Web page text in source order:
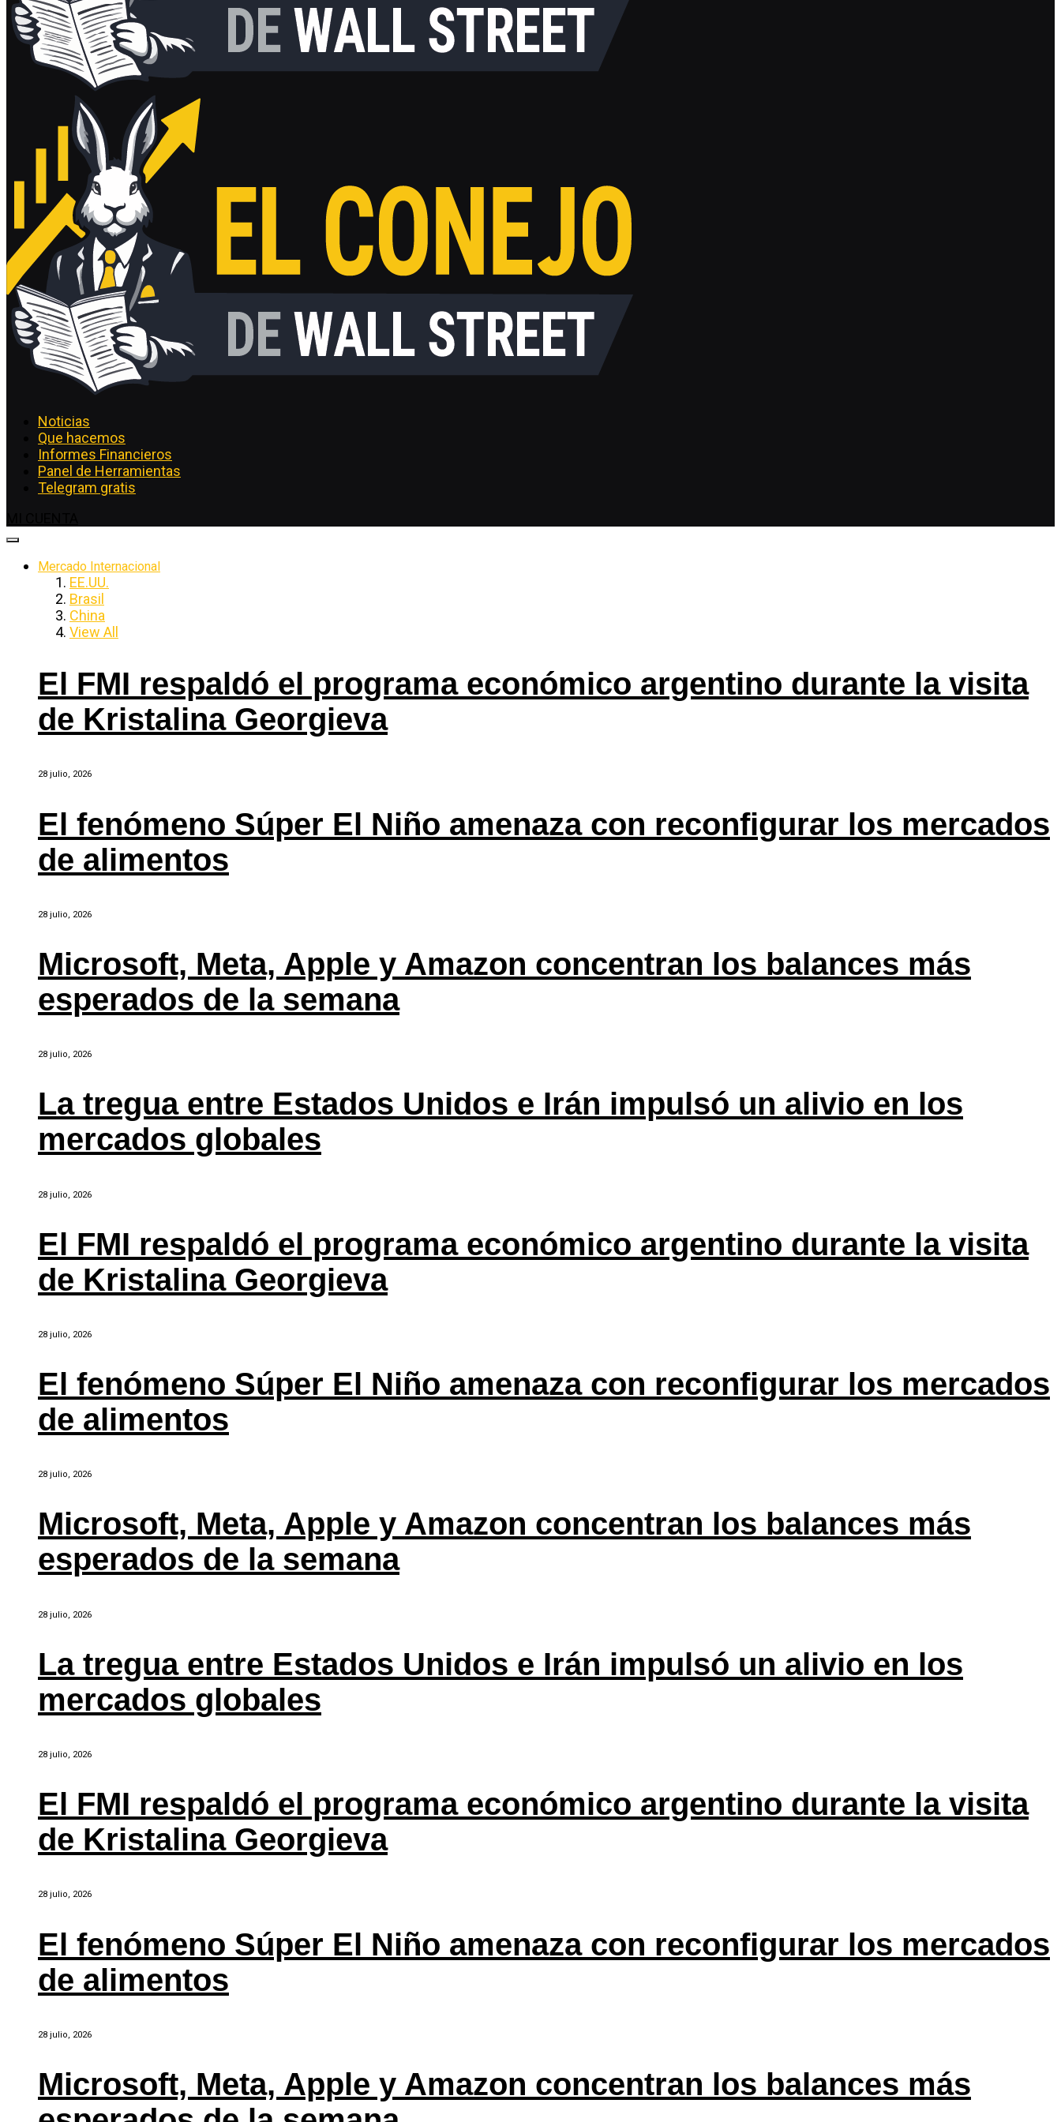
Noticias
Que hacemos
Informes Financieros
Panel de Herramientas
Telegram gratis
Mercado Internacional
EE.UU.
Brasil
China
View All
El FMI respaldó el programa económico argentino durante la visita
de Kristalina Georgieva
28 julio, 2026
El fenómeno Súper El Niño amenaza con reconfigurar los mercados
de alimentos
28 julio, 2026
Microsoft, Meta, Apple y Amazon concentran los balances más
esperados de la semana
28 julio, 2026
La tregua entre Estados Unidos e Irán impulsó un alivio en los
mercados globales
28 julio, 2026
El FMI respaldó el programa económico argentino durante la visita
de Kristalina Georgieva
28 julio, 2026
El fenómeno Súper El Niño amenaza con reconfigurar los mercados
de alimentos
28 julio, 2026
Microsoft, Meta, Apple y Amazon concentran los balances más
esperados de la semana
28 julio, 2026
La tregua entre Estados Unidos e Irán impulsó un alivio en los
mercados globales
28 julio, 2026
El FMI respaldó el programa económico argentino durante la visita
de Kristalina Georgieva
28 julio, 2026
El fenómeno Súper El Niño amenaza con reconfigurar los mercados
de alimentos
28 julio, 2026
Microsoft, Meta, Apple y Amazon concentran los balances más